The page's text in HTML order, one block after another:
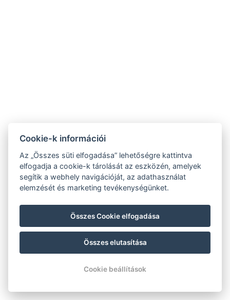
Cookie-k információi
Az „Összes süti elfogadása” lehetőségre kattintva
elfogadja a cookie-k tárolását az eszközén, amelyek
segítik a webhely navigációját, az adathasználat
elemzését és marketing tevékenységünket.
Összes Cookie elfogadása
Összes elutasítása
Cookie beállítások